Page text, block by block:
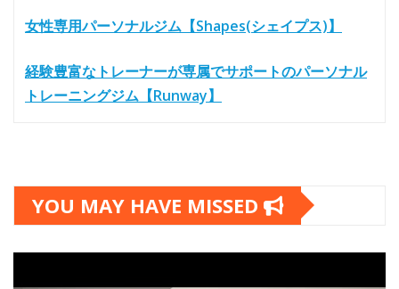
女性専用パーソナルジム【Shapes(シェイプス)】
経験豊富なトレーナーが専属でサポートのパーソナル
トレーニングジム【Runway】
YOU MAY HAVE MISSED